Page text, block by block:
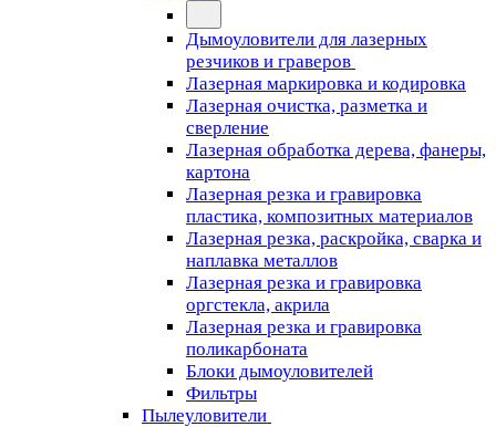
Дымоуловители для лазерных
резчиков и граверов
Лазерная маркировка и кодировка
Лазерная очистка, разметка и
сверление
Лазерная обработка дерева, фанеры,
картона
Лазерная резка и гравировка
пластика, композитных материалов
Лазерная резка, раскройка, сварка и
наплавка металлов
Лазерная резка и гравировка
оргстекла, акрила
Лазерная резка и гравировка
поликарбоната
Блоки дымоуловителей
Фильтры
Пылеуловители